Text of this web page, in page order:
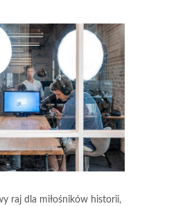
raj dla miłośników historii,